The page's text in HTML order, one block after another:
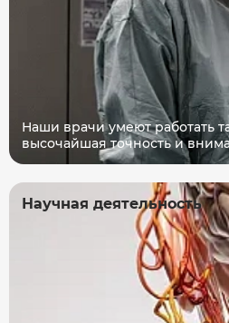
Наши врачи умеют работать
высочайшая точность и
Научная деятельность